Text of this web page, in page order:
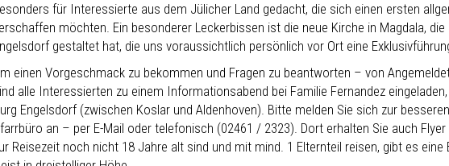
für Interessierte aus dem Jülicher Land gedacht, die sich einen ersten
möchten. Ein besonderer Leckerbissen ist die neue Kirche in Magdala,
gestaltet hat, die uns voraussichtlich persönlich vor Ort eine
einen Vorgeschmack zu bekommen und Fragen zu beantworten – von
alle Interessierten zu einem Informationsabend bei Familie Fernandez
Engelsdorf (zwischen Koslar und Aldenhoven). Bitte melden Sie sich zur
an – per E-Mail oder telefonisch (02461 / 2323). Dort erhalten Sie auch
Reisezeit noch nicht 18 Jahre alt sind und mit mind. 1 Elternteil reisen, gibt es